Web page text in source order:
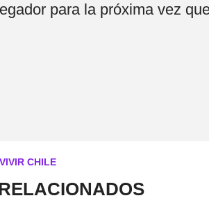
para la próxima vez
CHILE